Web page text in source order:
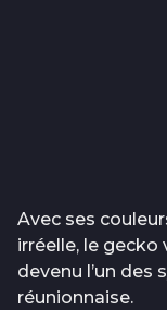
Avec ses
irréelle, le
devenu l’un
réunionnaise.